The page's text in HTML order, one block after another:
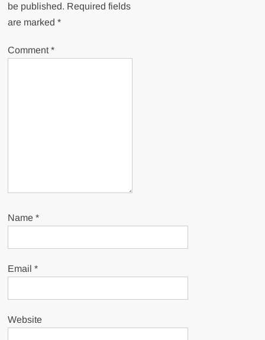
be published. Required fields
are marked*
Comment*
Name*
Email*
Website